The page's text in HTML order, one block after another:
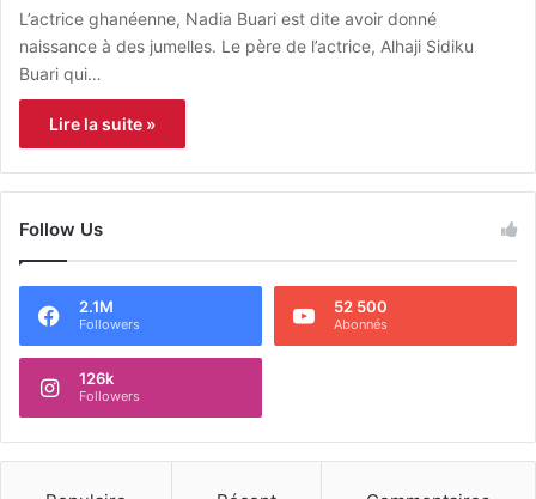
L’actrice ghanéenne, Nadia Buari est dite avoir donné
naissance à des jumelles. Le père de l’actrice, Alhaji Sidiku
Buari qui…
Lire la suite »
Follow Us
2.1M
Followers
52 500
Abonnés
126k
Followers